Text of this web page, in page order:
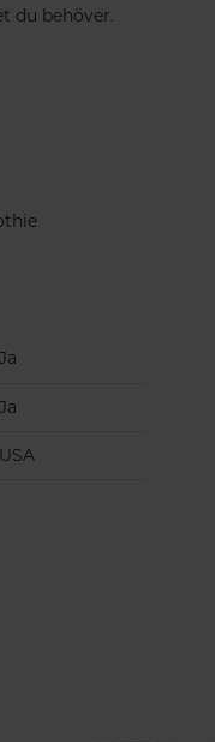
du behöver.
Ja
Ja
USA